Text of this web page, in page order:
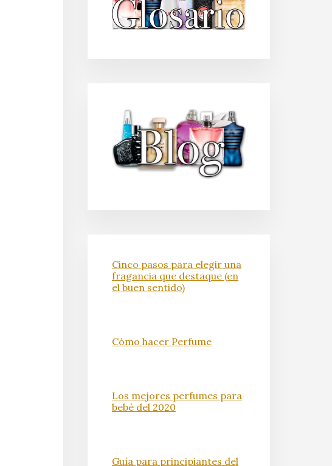
Cinco pasos para elegir una
fragancia que destaque (en
el buen sentido)
Cómo hacer Perfume
Los mejores perfumes para
bebé del 2020
Guía para principiantes del